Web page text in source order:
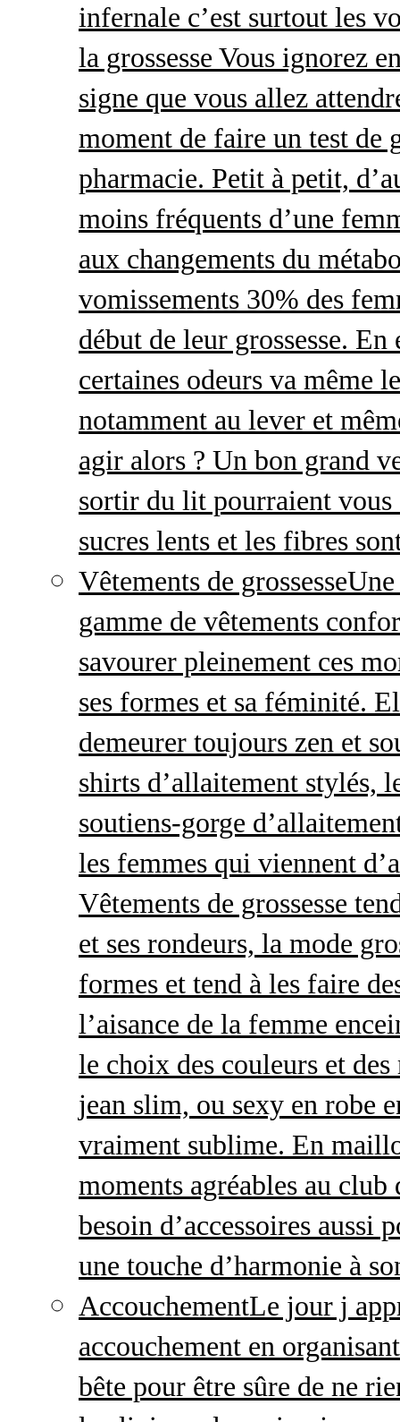
infernale c’est surtout les
la grossesse Vous ignorez
signe que vous allez
moment de faire un test de
pharmacie. Petit à petit,
moins fréquents d’une
aux changements du
vomissements 30% des
début de leur grossesse.
certaines odeurs va même
notamment au lever et
agir alors ? Un bon grand
sortir du lit pourraient vous
sucres lents et les fibres
Vêtements de grossesseUne
gamme de vêtements
savourer pleinement ces
ses formes et sa féminité.
demeurer toujours zen et
shirts d’allaitement stylés,
soutiens-gorge
les femmes qui viennent
Vêtements de grossesse
et ses rondeurs, la mode
formes et tend à les faire
l’aisance de la femme
le choix des couleurs et
jean slim, ou sexy en robe
vraiment sublime. En
moments agréables au
besoin d’accessoires aussi
une touche d’harmonie à
AccouchementLe jour j
accouchement en
bête pour être sûre de ne